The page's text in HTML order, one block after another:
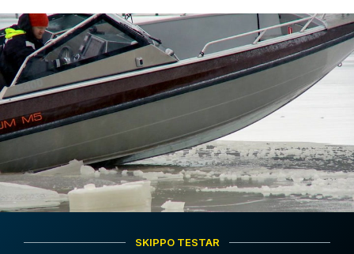
SKIPPO TESTAR